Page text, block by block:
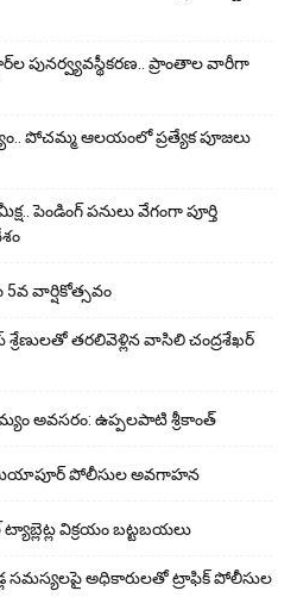
పునర్వ్యవస్థీకరణ.. ప్రాంతాల వారీగా
పోచమ్మ ఆలయంలో ప్రత్యేక పూజలు
పెండింగ్ పనులు వేగంగా పూర్తి
వార్షికోత్సవం
త‌ర‌లివెళ్లిన వాసిలి చంద్ర‌శేఖ‌ర్
అవసరం: ఉప్పలపాటి శ్రీకాంత్
మియాపూర్ పోలీసుల అవగాహన
విక్రయం బట్టబయలు
సమస్యలపై అధికారులతో ట్రాఫిక్ పోలీసుల